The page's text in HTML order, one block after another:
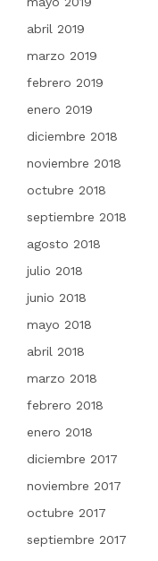
abril 2019
marzo 2019
febrero 2019
enero 2019
diciembre 2018
noviembre 2018
octubre 2018
septiembre 2018
agosto 2018
julio 2018
junio 2018
mayo 2018
abril 2018
marzo 2018
febrero 2018
enero 2018
diciembre 2017
noviembre 2017
octubre 2017
septiembre 2017